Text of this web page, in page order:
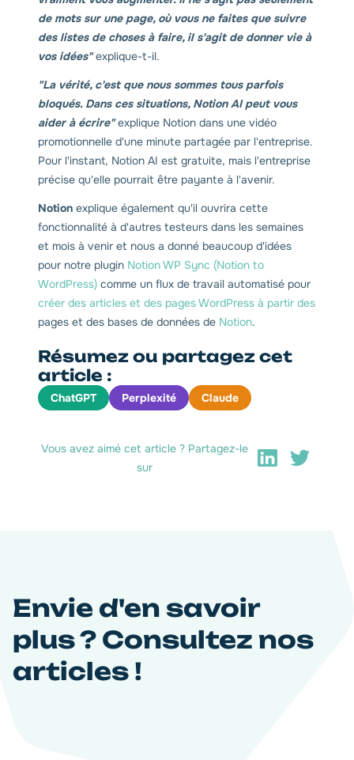
de mots sur une page, où vous ne faites que suivre
des listes de choses à faire, il s'agit de donner vie à
vos idées"explique-t-il.
"La vérité, c'est que nous sommes tous parfois
bloqués. Dans ces situations, Notion AI peut vous
aider à écrire"explique Notion dans une vidéo
promotionnelle d'une minute partagée par l'entreprise.
Pour l'instant, Notion AI est gratuite, mais l'entreprise
précise qu'elle pourrait être payante à l'avenir.
Notion explique également qu'il ouvrira cette
fonctionnalité à d'autres testeurs dans les semaines
et mois à venir et nous a donné beaucoup d'idées
pour notre plugin Notion WP Sync (Notion to
WordPress) comme un flux de travail automatisé pour
créer des articles et des pages WordPress à partir des
pages et des bases de données de Notion.
Résumez ou partagez cet
article :
ChatGPT Perplexité Claude
Vous avez aimé cet article ? Partagez-le
sur
Envie d'en savoir
plus ? Consultez nos
articles !